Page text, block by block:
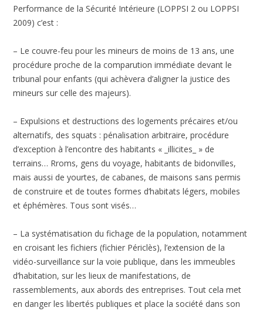
Performance de la Sécurité Intérieure (LOPPSI 2 ou LOPPSI
2009) c’est :
– Le couvre-feu pour les mineurs de moins de 13 ans, une
procédure proche de la comparution immédiate devant le
tribunal pour enfants (qui achèvera d’aligner la justice des
mineurs sur celle des majeurs).
– Expulsions et destructions des logements précaires et/ou
alternatifs, des squats : pénalisation arbitraire, procédure
d’exception à l’encontre des habitants « _illicites_ » de
terrains… Rroms, gens du voyage, habitants de bidonvilles,
mais aussi de yourtes, de cabanes, de maisons sans permis
de construire et de toutes formes d’habitats légers, mobiles
et éphémères. Tous sont visés…
– La systématisation du fichage de la population, notamment
en croisant les fichiers (fichier Périclès), l’extension de la
vidéo-surveillance sur la voie publique, dans les immeubles
d’habitation, sur les lieux de manifestations, de
rassemblements, aux abords des entreprises. Tout cela met
en danger les libertés publiques et place la société dans son